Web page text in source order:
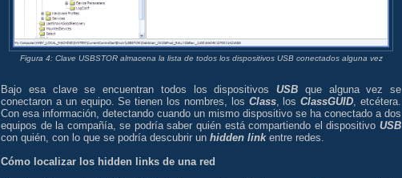
Figura 4: Clave USBSTOR almacena la lista de todos los dispositivos USB conectados alguna vez
Bajo esa clave se encuentran todos los dispositivos USB que alguna vez se
conectaron a un equipo. Se tienen los nombres, los Class, losClassGUID , etcétera.
Con esa información, detectando cuando un mismo dispositivo se ha conectado a dos
equipos de la compañía, se podría saber quién está compartiendo el dispositivo USB
con quién, con lo que se podría descubrir un hidden linkentre redes.
Cómo localizar los hidden links de una red